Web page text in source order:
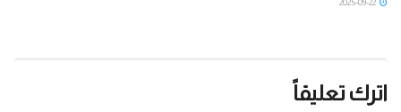
اترك تعليقاً